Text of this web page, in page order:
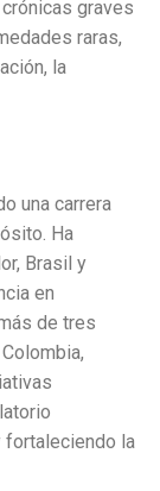
graves
raras,
la
una carrera
Ha
Brasil y
en
de tres
fortaleciendo la